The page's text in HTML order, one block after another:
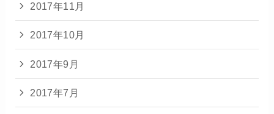
2017年11月
2017年10月
2017年9月
2017年7月